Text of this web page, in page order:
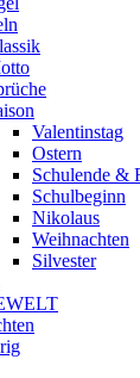
Valentinstag
Ostern
Schulende &
Schulbeginn
Nikolaus
Weihnachten
Silvester